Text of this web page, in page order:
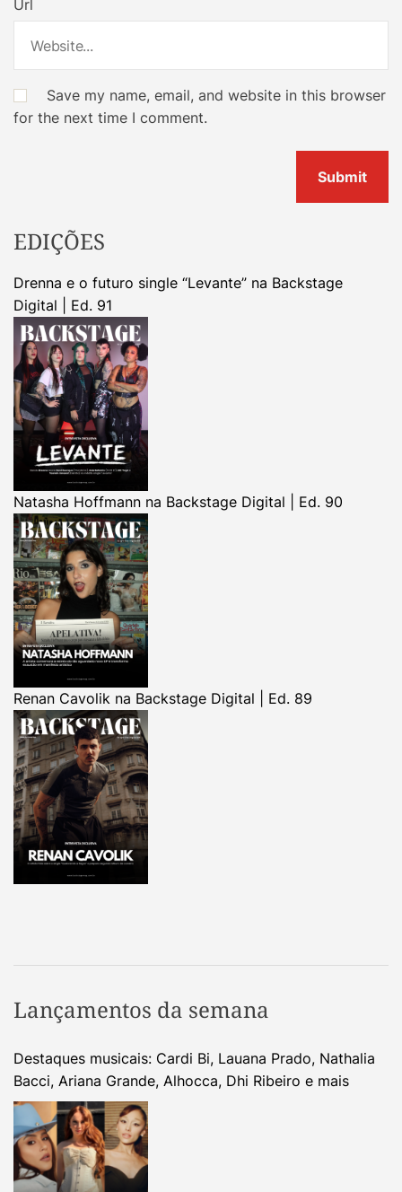
Url
Save my name, email, and website in this browser
for the next time I comment.
EDIÇÕES
Drenna e o futuro single “Levante” na Backstage
Digital | Ed. 91
Natasha Hoffmann na Backstage Digital | Ed. 90
Renan Cavolik na Backstage Digital | Ed. 89
Lançamentos da semana
Destaques musicais: Cardi Bi, Lauana Prado, Nathalia
Bacci, Ariana Grande, Alhocca, Dhi Ribeiro e mais